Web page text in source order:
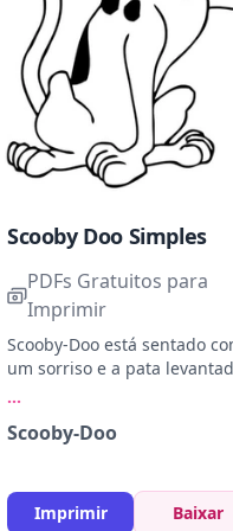
Scooby Doo Simples
PDFs Gratuitos para
Imprimir
Scooby-Doo está sentado
um sorriso e a pata
para o pelo, preto para as
Experimente criar um fundo
colorido para destacar ainda
...
Scooby-Doo
Imprimir Baixar